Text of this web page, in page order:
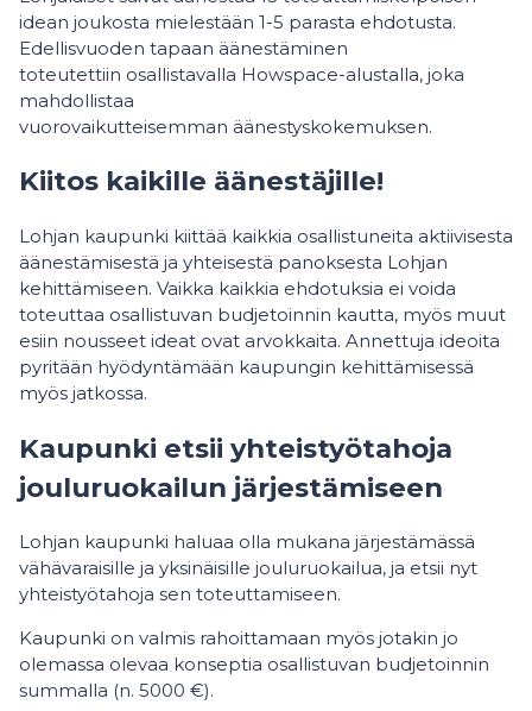
idean joukosta mielestään 1-5 parasta ehdotusta.
Edellisvuoden tapaan äänestäminen
toteutettiin osallistavalla Howspace-alustalla, joka
mahdollistaa
vuorovaikutteisemman äänestyskokemuksen.
Kiitos kaikille äänestäjille!
Lohjan kaupunki kiittää kaikkia osallistuneita aktiivisesta
äänestämisestä ja yhteisestä panoksesta Lohjan
kehittämiseen. Vaikka kaikkia ehdotuksia ei voida
toteuttaa osallistuvan budjetoinnin kautta, myös muut
esiin nousseet ideat ovat arvokkaita. Annettuja ideoita
pyritään hyödyntämään kaupungin kehittämisessä
myös jatkossa.
Kaupunki etsii yhteistyötahoja
jouluruokailun järjestämiseen
Lohjan kaupunki haluaa olla mukana järjestämässä
vähävaraisille ja yksinäisille jouluruokailua, ja etsii nyt
yhteistyötahoja sen toteuttamiseen.
Kaupunki on valmis rahoittamaan myös jotakin jo
olemassa olevaa konseptia osallistuvan budjetoinnin
summalla (n. 5000 €).